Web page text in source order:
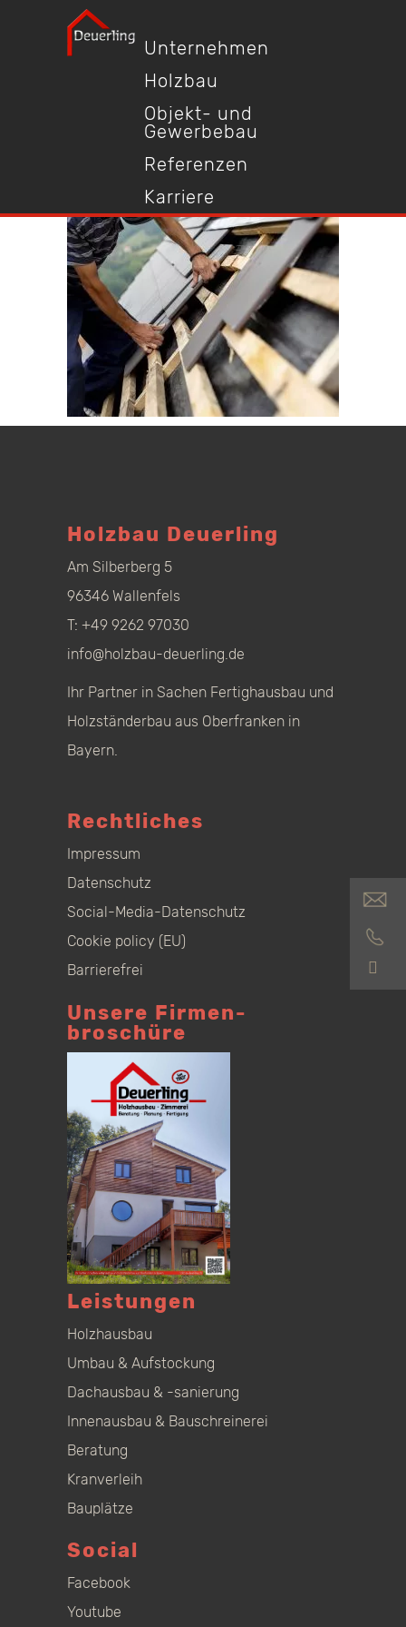
Unternehmen
Holzbau
Objekt- und
Gewerbebau
Referenzen
Karriere
Holzbau Deuerling
Am Silberberg 5
96346 Wallenfels
T: +49 9262 97030
info@holzbau-deuerling.de
Ihr Partner in Sachen Fertighausbau und
Holzständerbau aus Oberfranken in
Bayern.
Rechtliches
Impressum
Datenschutz
Social-Media-Datenschutz
Cookie policy (EU)
Barrierefrei
Unsere Firmen­
broschüre
Leistungen
Holzhausbau
Umbau & Aufstockung
Dachausbau & -sanierung
Innenausbau & Bauschreinerei
Beratung
Kranverleih
Bauplätze
Social
Facebook
Youtube